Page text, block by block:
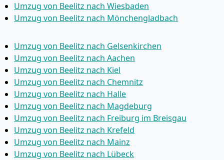
Umzug von Beelitz nach Wiesbaden
Umzug von Beelitz nach Mönchen­gladbach
Umzug von Beelitz nach Gelsenkirchen
Umzug von Beelitz nach Aachen
Umzug von Beelitz nach Kiel
Umzug von Beelitz nach Chemnitz
Umzug von Beelitz nach Halle
Umzug von Beelitz nach Magdeburg
Umzug von Beelitz nach Freiburg im Breisgau
Umzug von Beelitz nach Krefeld
Umzug von Beelitz nach Mainz
Umzug von Beelitz nach Lübeck